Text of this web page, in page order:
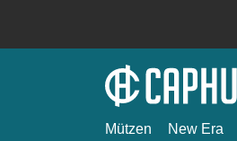
Mützen New Era